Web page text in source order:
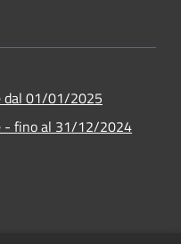
dal 01/01/2025
- fino al 31/12/2024